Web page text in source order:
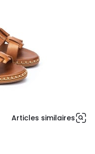
Articles similaires